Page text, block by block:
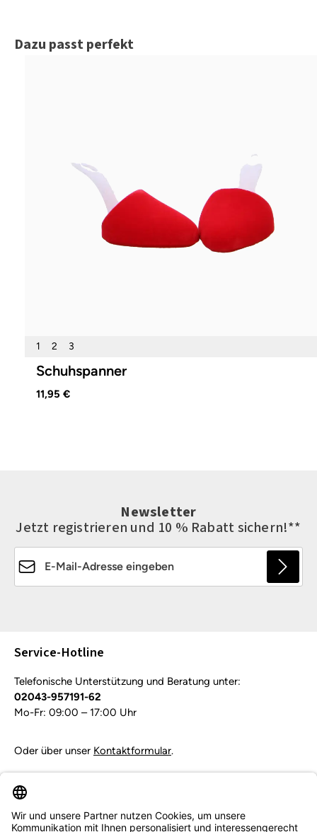
Produktgalerie überspringen
Dazu passt perfekt
1 2 3
Schuhspanner
11,95 €
Newsletter
Jetzt registrieren und 10 % Rabatt sichern!**
Service-Hotline
Telefonische Unterstützung und Beratung unter:
02043-957191-62
Mo-Fr: 09:00 – 17:00 Uhr
Oder über unser Kontaktformular.